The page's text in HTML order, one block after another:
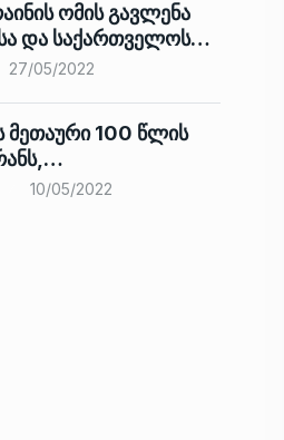
ომის გავლენა
და საქართველოს…
27/05/2022
მეთაური 100 წლის
10/05/2022